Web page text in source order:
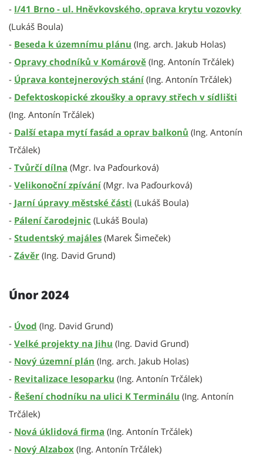
- I/41 Brno - ul. Hněvkovského, oprava krytu vozovky
(Lukáš Boula)
- Beseda k územnímu plánu (Ing. arch. Jakub Holas)
- Opravy chodníků v Komárově (Ing. Antonín Trčálek)
- Úprava kontejnerových stání (Ing. Antonín Trčálek)
- Defektoskopické zkoušky a opravy střech v sídlišti
(Ing. Antonín Trčálek)
- Další etapa mytí fasád a oprav balkonů (Ing. Antonín
Trčálek)
- Tvůrčí dílna (Mgr. Iva Paďourková)
- Velikonoční zpívání (Mgr. Iva Paďourková)
- Jarní úpravy městské části (Lukáš Boula)
- Pálení čarodejnic (Lukáš Boula)
- Studentský majáles (Marek Šimeček)
- Závěr (Ing. David Grund)
Únor 2024
- Úvod (Ing. David Grund)
- Velké projekty na Jihu (Ing. David Grund)
- Nový územní plán (Ing. arch. Jakub Holas)
- Revitalizace lesoparku (Ing. Antonín Trčálek)
- Řešení chodníku na ulici K Terminálu (Ing. Antonín
Trčálek)
- Nová úklidová firma (Ing. Antonín Trčálek)
- Nový Alzabox (Ing. Antonín Trčálek)